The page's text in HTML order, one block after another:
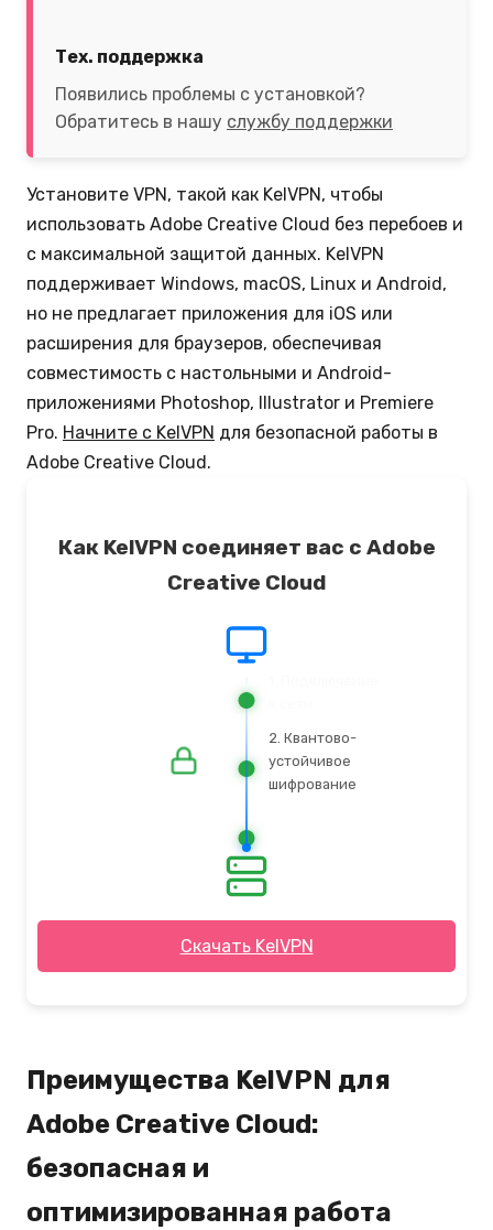
Тех. поддержка
Появились проблемы с установкой?
Обратитесь в нашу службу поддержки
Установите VPN, такой как KelVPN, чтобы
использовать Adobe Creative Cloud без перебоев и
с максимальной защитой данных. KelVPN
поддерживает Windows, macOS, Linux и Android,
но не предлагает приложения для iOS или
расширения для браузеров, обеспечивая
совместимость с настольными и Android-
приложениями Photoshop, Illustrator и Premiere
Pro. Начните с KelVPN для безопасной работы в
Adobe Creative Cloud.
Как KelVPN соединяет вас с Adobe
Creative Cloud
2. Квантово-
устойчивое
шифрование
Скачать KelVPN
Преимущества KelVPN для
Adobe Creative Cloud:
безопасная и
оптимизированная работа